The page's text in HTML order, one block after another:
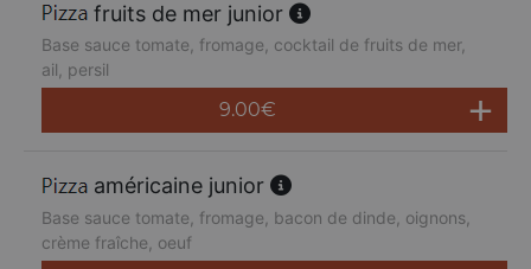
fruits de mer junior
Base sauce tomate, fromage, cocktail de fruits de mer,
ail, persil
9.00€
américaine junior
Base sauce tomate, fromage, bacon de dinde, oignons,
crème fraîche, oeuf